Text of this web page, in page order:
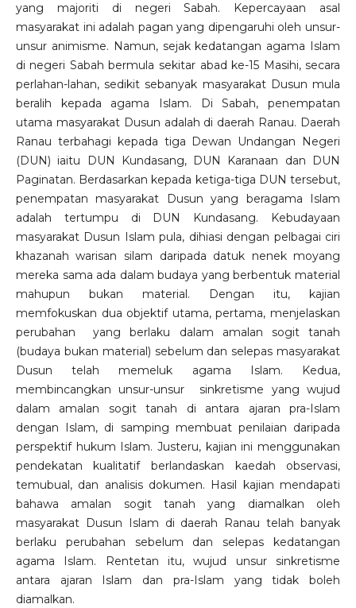
yang majoriti di negeri Sabah. Kepercayaan asal
masyarakat ini adalah pagan yang dipengaruhi oleh unsur-
unsur animisme. Namun, sejak kedatangan agama Islam
di negeri Sabah bermula sekitar abad ke-15 Masihi, secara
perlahan-lahan, sedikit sebanyak masyarakat Dusun mula
beralih kepada agama Islam. Di Sabah, penempatan
utama masyarakat Dusun adalah di daerah Ranau. Daerah
Ranau terbahagi kepada tiga Dewan Undangan Negeri
(DUN) iaitu DUN Kundasang, DUN Karanaan dan DUN
Paginatan. Berdasarkan kepada ketiga-tiga DUN tersebut,
penempatan masyarakat Dusun yang beragama Islam
adalah tertumpu di DUN Kundasang. Kebudayaan
masyarakat Dusun Islam pula, dihiasi dengan pelbagai ciri
khazanah warisan silam daripada datuk nenek moyang
mereka sama ada dalam budaya yang berbentuk material
mahupun bukan material. Dengan itu, kajian
memfokuskan dua objektif utama, pertama, menjelaskan
perubahan yang berlaku dalam amalan sogit tanah
(budaya bukan material) sebelum dan selepas masyarakat
Dusun telah memeluk agama Islam. Kedua,
membincangkan unsur-unsur sinkretisme yang wujud
dalam amalan sogit tanah di antara ajaran pra-Islam
dengan Islam, di samping membuat penilaian daripada
perspektif hukum Islam. Justeru, kajian ini menggunakan
pendekatan kualitatif berlandaskan kaedah observasi,
temubual, dan analisis dokumen. Hasil kajian mendapati
bahawa amalan sogit tanah yang diamalkan oleh
masyarakat Dusun Islam di daerah Ranau telah banyak
berlaku perubahan sebelum dan selepas kedatangan
agama Islam. Rentetan itu, wujud unsur sinkretisme
antara ajaran Islam dan pra-Islam yang tidak boleh
diamalkan.